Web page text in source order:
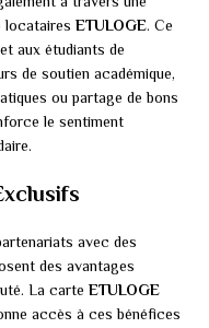
locataires ETULOGE. Ce
aux étudiants de
de soutien académique,
ou partage de bons
le sentiment
avec des
des avantages
La carte ETULOGE
accès à ces bénéfices